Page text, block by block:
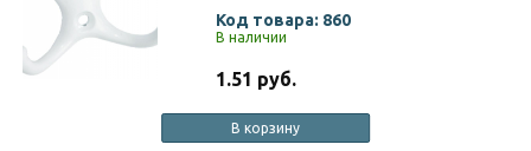
Код товара: 860
В наличии
1.51 руб.
В корзину